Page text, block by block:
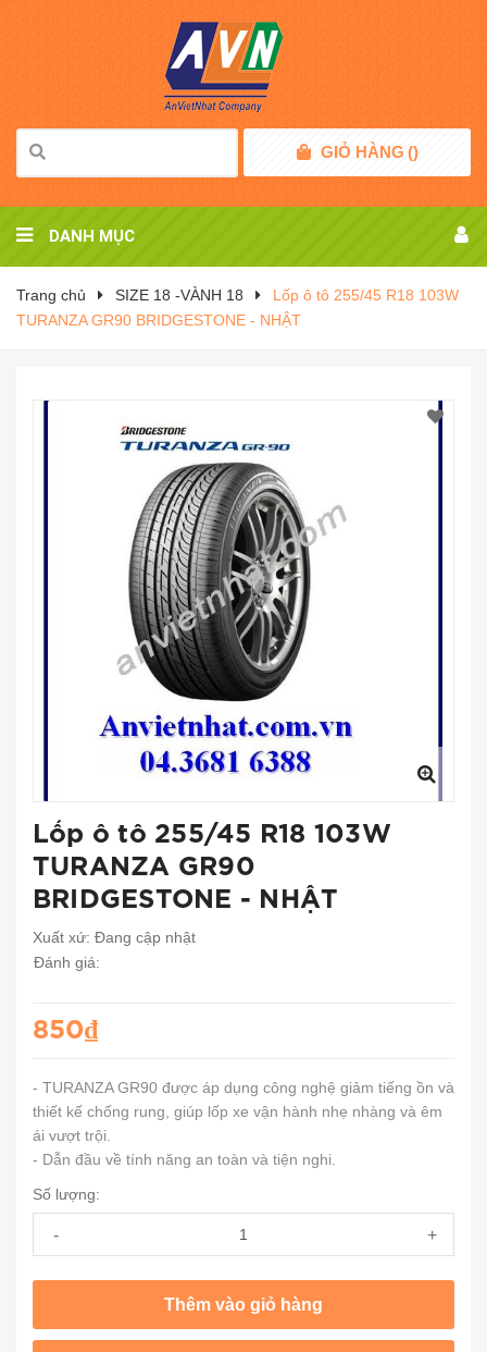
GIỎ HÀNG ()
DANH MỤC
Trang chủ SIZE 18 -VÀNH 18
Lốp ô tô 255/45 R18 103W
TURANZA GR90 BRIDGESTONE - NHẬT
Lốp ô tô 255/45 R18 103W
TURANZA GR90
BRIDGESTONE - NHẬT
Xuất xứ: Đang cập nhật
Đánh giá:
850₫
- TURANZA GR90 được áp dụng công nghệ giảm tiếng ồn và
thiết kế chống rung, giúp lốp xe vận hành nhẹ nhàng và êm
ái vượt trội.
- Dẫn đầu về tính năng an toàn và tiện nghi.
Số lượng:
- +
Thêm vào giỏ hàng